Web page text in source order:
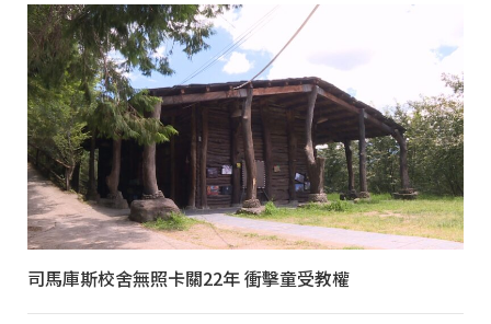
司馬庫斯校舍無照卡關22年 衝擊童受教權